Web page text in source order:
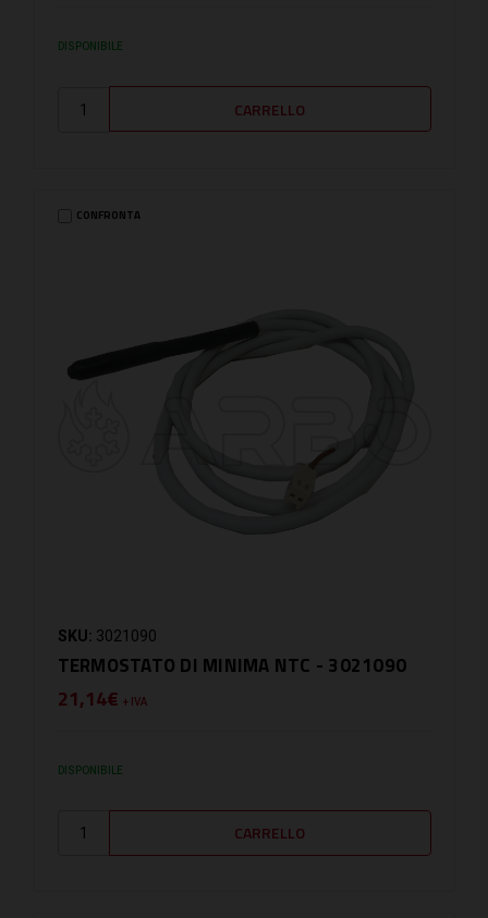
DISPONIBILE
CONFRONTA
SKU: 3021090
TERMOSTATO DI MINIMA NTC - 3021090
21,14€ + IVA
DISPONIBILE